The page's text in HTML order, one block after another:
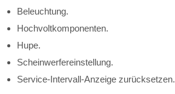
Beleuchtung.
Hochvoltkomponenten.
Hupe.
Scheinwerfereinstellung.
Service-Intervall-Anzeige zurücksetzen.